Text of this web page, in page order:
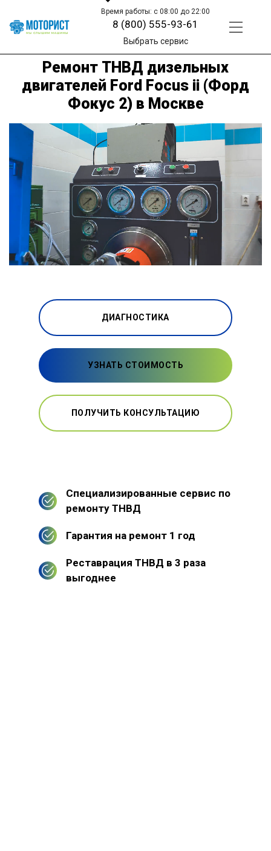
Время работы: с 08:00 до 22:00
8 (800) 555-93-61
Выбрать сервис
Ремонт ТНВД дизельных
двигателей Ford Focus ii (Форд
Фокус 2) в Москве
ДИАГНОСТИКА
УЗНАТЬ СТОИМОСТЬ
ПОЛУЧИТЬ КОНСУЛЬТАЦИЮ
Специализированные сервис по
ремонту ТНВД
Гарантия на ремонт 1 год
Реставрация ТНВД в 3 раза
выгоднее